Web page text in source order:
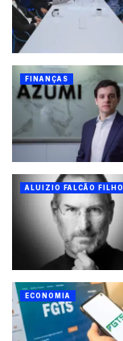
FINANÇAS
ALUIZIO FALCÃO FILHO
ECONOMIA